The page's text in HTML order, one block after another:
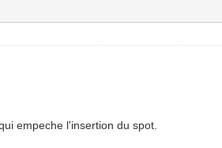
empeche l'insertion du spot.